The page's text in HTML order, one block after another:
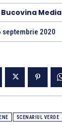
Bucovina Media
septembrie 2020
SCENARIUL VERDE